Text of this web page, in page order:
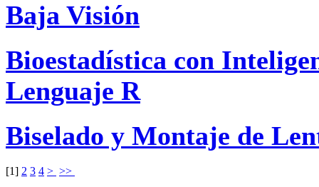
Baja Visión
Bioestadística con
Lenguaje R
Biselado y Montaje de
[1] 2 3 4 > >>